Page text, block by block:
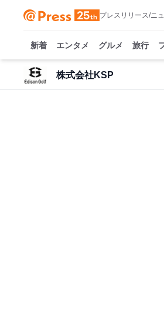
プレスリリース/ニ
新着 エンタメ グルメ 旅行
株式会社KSP